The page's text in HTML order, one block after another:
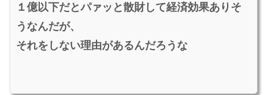
１億以下だとパァッと散財して経済効果ありそ
うなんだが、
それをしない理由があるんだろうな